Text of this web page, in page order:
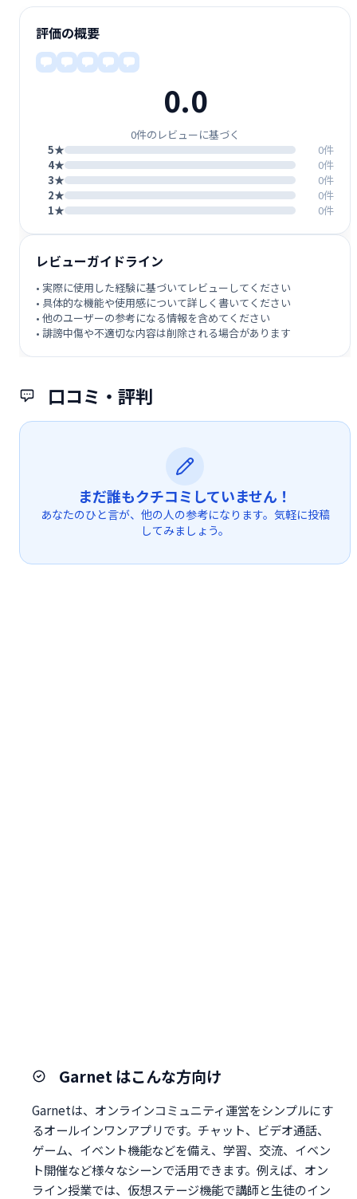
口コミ・評判
まだ誰もクチコミしていません！
あなたのひと言が、他の人の参考になります。気軽に投稿
してみましょう。
評価の概要
0.0
0件のレビューに基づく
5★
0件
4★
0件
3★
0件
2★
0件
1★
0件
レビューガイドライン
• 実際に使用した経験に基づいてレビューしてください
• 具体的な機能や使用感について詳しく書いてください
• 他のユーザーの参考になる情報を含めてください
• 誹謗中傷や不適切な内容は削除される場合があります
Garnet はこんな方向け
Garnetは、オンラインコミュニティ運営をシンプルにす
るオールインワンアプリです。チャット、ビデオ通話、
ゲーム、イベント機能などを備え、学習、交流、イベン
ト開催など様々なシーンで活用できます。例えば、オン
ライン授業では、仮想ステージ機能で講師と生徒のイン